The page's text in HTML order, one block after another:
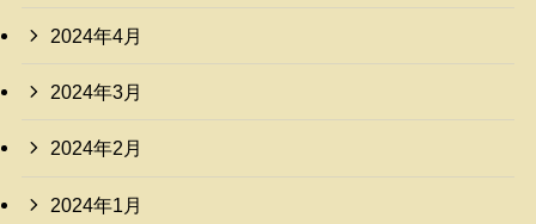
2024年4月
2024年3月
2024年2月
2024年1月